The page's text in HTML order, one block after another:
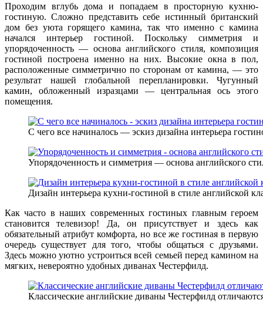
Проходим вглубь дома и попадаем в просторную кухню-
гостиную. Сложно представить себе истинный британский
дом без уюта горящего камина, так что именно с камина
начался интерьер гостиной. Поскольку симметрия и
упорядоченность — основа английского стиля, композиция
гостиной построена именно на них. Высокие окна в пол,
расположенные симметрично по сторонам от камина, — это
результат нашей глобальной перепланировки. Чугунный
камин, обложенный изразцами — центральная ось этого
помещения.
С чего все начиналось — эскиз дизайна интерьера
Упорядоченность и симметрия — основа английского
Дизайн интерьера кухни-гостиной в стиле английской
Как часто в наших современных гостиных главным героем
становится телевизор! Да, он присутствует и здесь как
обязательный атрибут комфорта, но все же гостиная в первую
очередь существует для того, чтобы общаться с друзьями.
Здесь можно уютно устроиться всей семьей перед камином на
мягких, невероятно удобных диванах Честерфилд.
Классические английские диваны Честерфилд